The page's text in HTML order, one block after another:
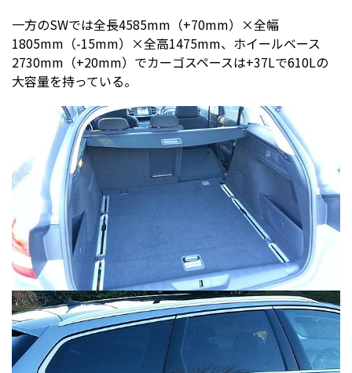
一方のSWでは全長4585mm（+70mm）×全幅
1805mm（-15mm）×全高1475mm、ホイールベース
2730mm（+20mm）でカーゴスペースは+37Lで610Lの
大容量を持っている。